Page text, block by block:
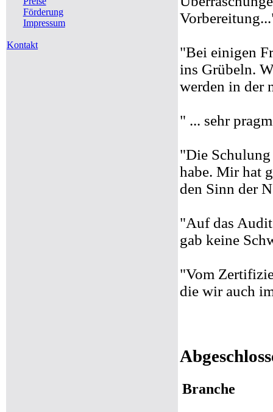
Förderung
Impressum
Kontakt
"Bei einigen
ins Grübeln.
werden in der
" ... sehr
"Die Schulung
habe. Mir hat
den Sinn der
"Auf das
gab keine
"Vom
die wir auch
Branche